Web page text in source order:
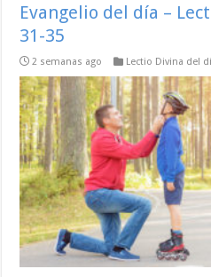
Evangelio del día –
31-35
2 semanas ago Lectio Divina del